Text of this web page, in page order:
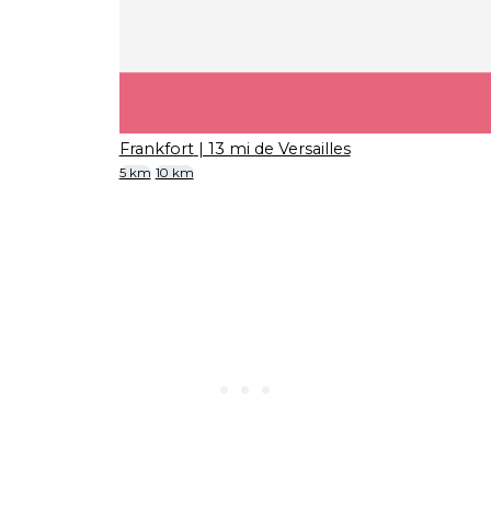
Frankfort | 13 mi de Versailles
5 km 10 km